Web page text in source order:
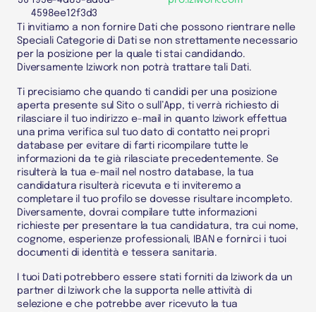
4598ee12f3d3
Ti invitiamo a non fornire Dati che possono rientrare nelle
Speciali Categorie di Dati se non strettamente necessario
per la posizione per la quale ti stai candidando.
Diversamente Iziwork non potrà trattare tali Dati.
Ti precisiamo che quando ti candidi per una posizione
aperta presente sulSito o sull’App, ti verrà richiesto di
rilasciare il tuo indirizzo e-mail in quanto Iziwork effettua
una prima verifica sul tuo dato dicontatto nei propri
database per evitare di farti ricompilare tutte le
informazioni da te già rilasciate precedentemente. Se
risulterà la tua e-mail nel nostro database, la tua
candidatura risulterà ricevuta e ti inviteremo a
completare il tuo profilo se dovesse risultare incompleto.
Diversamente, dovrai compilare tutte informazioni
richieste per presentare la tua candidatura, tra cui nome,
cognome, esperienze professionali, IBAN e fornirci i tuoi
documenti di identità e tessera sanitaria.
I tuoi Datipotrebbero essere stati forniti da Iziwork da un
partner di Iziwork che la supporta nelle attività di
selezione e che potrebbe aver ricevuto la tua